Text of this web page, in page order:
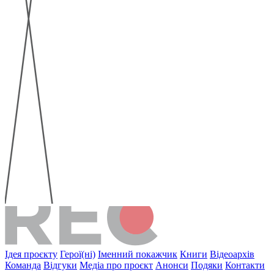
Ідея проєкту Герої(ні) Іменний покажчик Книги Відеоархів
Команда Відгуки Медіа про проєкт Анонси Подяки Контакти